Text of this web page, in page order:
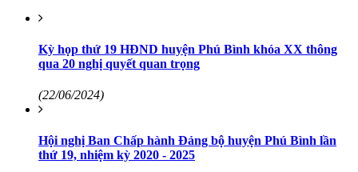
Kỳ họp thứ 19 HĐND huyện Phú Bình khóa XX thông
qua 20 nghị quyết quan trọng
(22/06/2024)
Hội nghị Ban Chấp hành Đảng bộ huyện Phú Bình lần
thứ 19, nhiệm kỳ 2020 - 2025